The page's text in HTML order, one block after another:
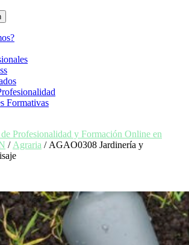
Formativas
Profesionalidad y Formación Online en
/ Agraria / AGAO0308 Jardinería y